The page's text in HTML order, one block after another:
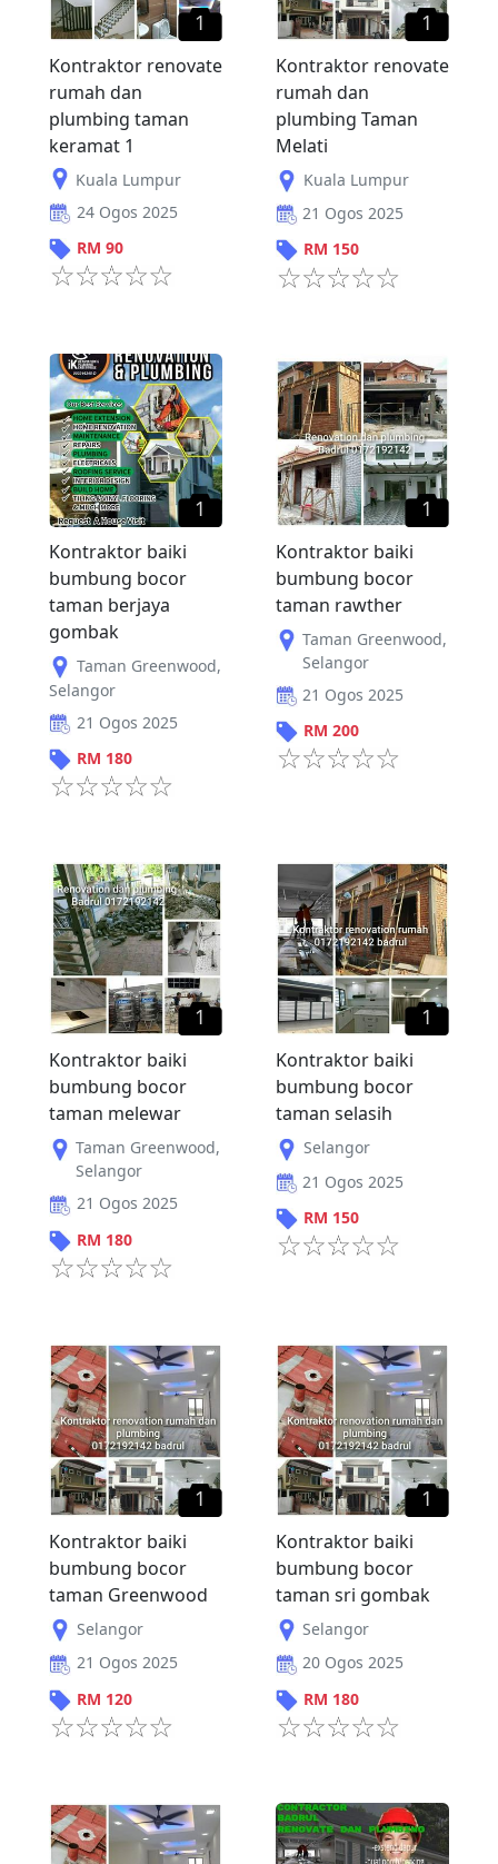
1
Kontraktor renovate
rumah dan
plumbing taman
keramat 1
Kuala Lumpur
24 Ogos 2025
RM 90
1
Kontraktor renovate
rumah dan
plumbing Taman
Melati
Kuala Lumpur
21 Ogos 2025
RM 150
1
Kontraktor baiki
bumbung bocor
taman berjaya
gombak
Taman Greenwood,
Selangor
21 Ogos 2025
RM 180
1
Kontraktor baiki
bumbung bocor
taman rawther
Taman Greenwood,
Selangor
21 Ogos 2025
RM 200
1
Kontraktor baiki
bumbung bocor
taman melewar
Taman Greenwood,
Selangor
21 Ogos 2025
RM 180
1
Kontraktor baiki
bumbung bocor
taman selasih
Selangor
21 Ogos 2025
RM 150
1
Kontraktor baiki
bumbung bocor
taman Greenwood
Selangor
21 Ogos 2025
RM 120
1
Kontraktor baiki
bumbung bocor
taman sri gombak
Selangor
20 Ogos 2025
RM 180